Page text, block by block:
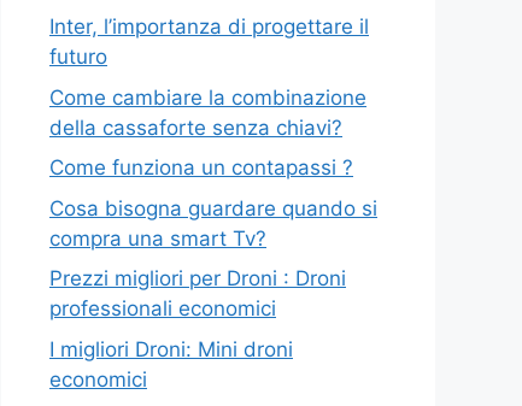
Inter, l’importanza di progettare il
futuro
Come cambiare la combinazione
della cassaforte senza chiavi?
Come funziona un contapassi ?
Cosa bisogna guardare quando si
compra una smart Tv?
Prezzi migliori per Droni : Droni
professionali economici
I migliori Droni: Mini droni
economici